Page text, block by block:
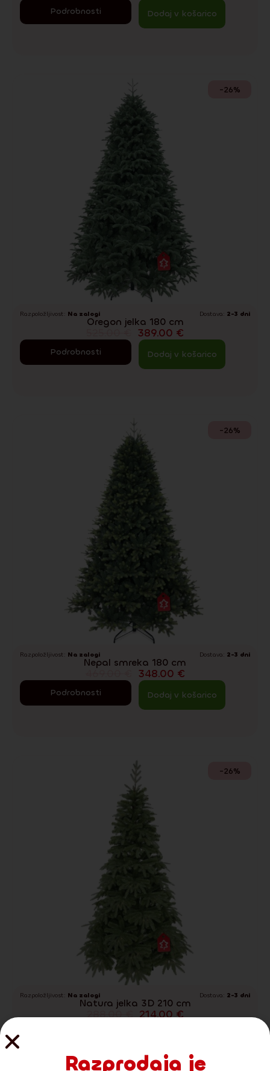
Podrobnosti Dodaj v košarico
-26%
Razpoložljivost: Na zalogi Dostava: 2-3 dni
Oregon jelka 180 cm
389.00 €
Podrobnosti Dodaj v košarico
-26%
Razpoložljivost: Na zalogi Dostava: 2-3 dni
Nepal smreka 180 cm
348.00 €
Podrobnosti Dodaj v košarico
-26%
Razpoložljivost: Na zalogi Dostava: 2-3 dni
Natura jelka 3D 210 cm
288.00€ 214.00€
Razprodaja je